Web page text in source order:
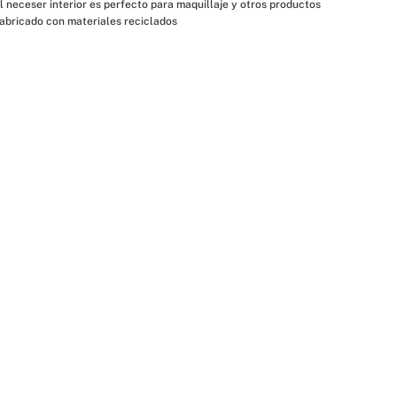
neceser interior es perfecto para maquillaje y otros productos
con materiales reciclados